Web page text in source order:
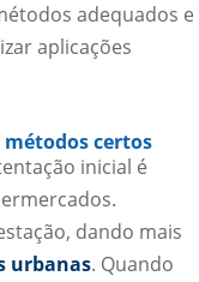
adequados e
aplicações
métodos certos
inicial é
dando mais
urbanas. Quando